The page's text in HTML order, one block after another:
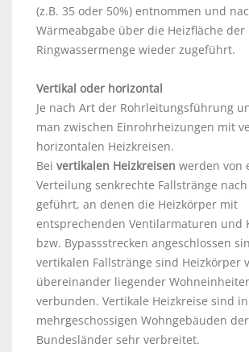
(z.B. 35 oder 50%) entnommen und
Wärmeabgabe über die Heizfläche der
Ringwassermenge wieder zugeführt.
Vertikal oder horizontal
Je nach Art der Rohrleitungsführung
man zwischen Einrohrheizungen mit
horizontalen Heizkreisen.
Bei vertikalen Heizkreisen werden von
Verteilung senkrechte Fallstränge
geführt, an denen die Heizkörper mit
entsprechenden Ventilarmaturen und
bzw. Bypassstrecken angeschlossen
vertikalen Fallstränge sind Heizkörper
übereinander liegender
verbunden. Vertikale Heizkreise sind
mehrgeschossigen Wohngebäuden
Bundesländer sehr verbreitet.